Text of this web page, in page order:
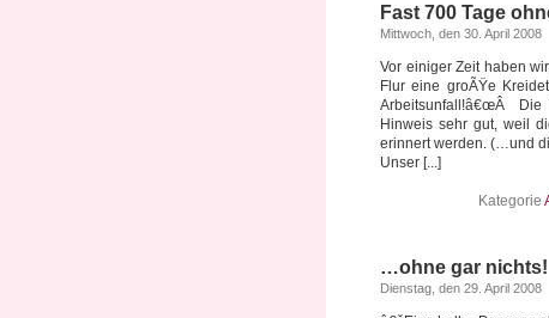
Fast 700 Tage
Mittwoch, den 30. April 2008
Vor einiger Zeit haben
Flur eine groÃŸe
Arbeitsunfall!â€œÂ Die
Hinweis sehr gut, weil
erinnert werden. (…und
Unser [...]
Kategorie
…ohne gar nichts!
Dienstag, den 29. April 2008